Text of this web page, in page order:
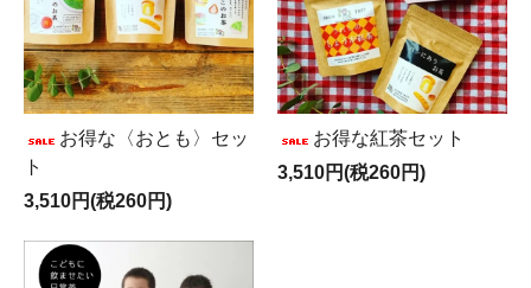
お得な〈おとも〉セッ
ト
3,510円(税260円)
お得な紅茶セット
3,510円(税260円)